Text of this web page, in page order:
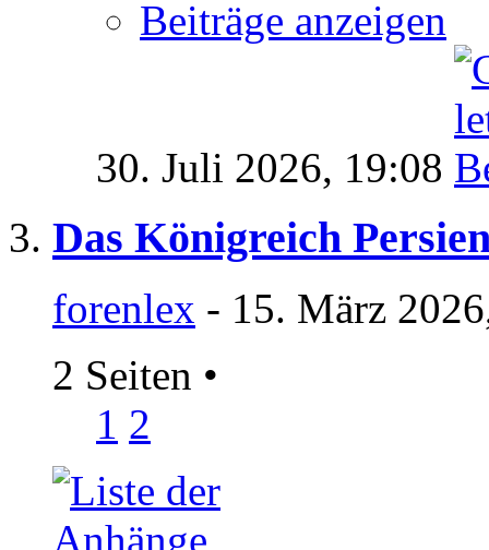
Beiträge anzeigen
30. Juli 2026, 19:08
Das Königreich
forenlex - 15. März
2 Seiten •
1 2